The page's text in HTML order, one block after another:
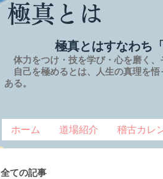
極真とは
極真とはすなわち
体力をつけ・技を学び・心を磨く、
自己を極めるとは、
人生の真理を悟
ある。
ホーム 道場紹介 稽古カレ
全ての記事